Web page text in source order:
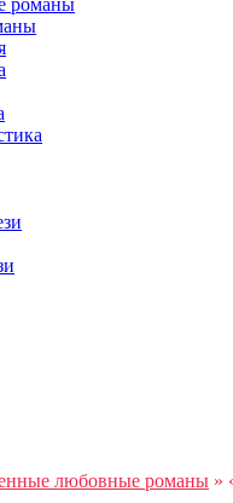
романы
любовные романы »